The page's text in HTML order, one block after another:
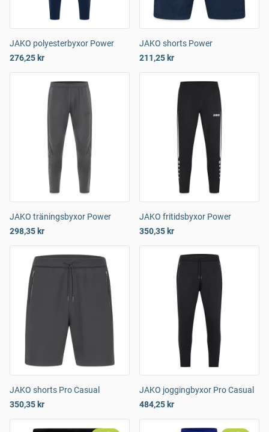
JAKO polyesterbyxor Power
276,25 kr
JAKO shorts Power
211,25 kr
JAKO träningsbyxor Power
298,35 kr
JAKO fritidsbyxor Power
350,35 kr
JAKO shorts Pro Casual
350,35 kr
JAKO joggingbyxor Pro Casual
484,25 kr